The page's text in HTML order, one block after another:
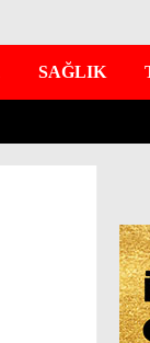
SAĞLIK